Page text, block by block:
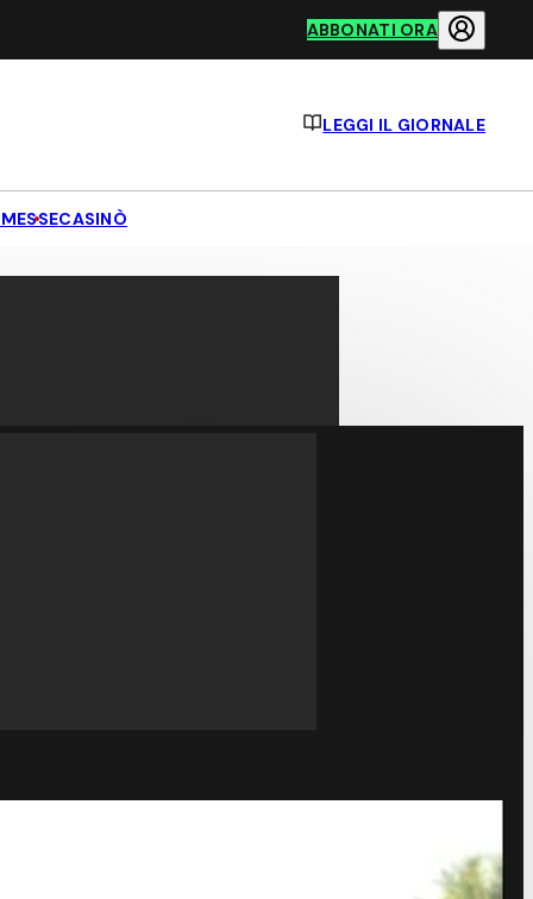
ABBONATI ORA
LEGGI IL GIORNALE
CASINÒ